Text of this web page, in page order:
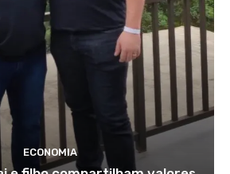
ECONOMIA